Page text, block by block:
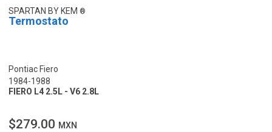
SPARTAN BY KEM
Termostato
Pontiac Fiero
1984-1988
FIERO L4 2.5L - V6 2.8L
$279.00 MXN